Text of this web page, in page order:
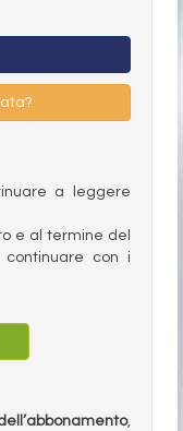
a leggere
e al termine del
con i
,